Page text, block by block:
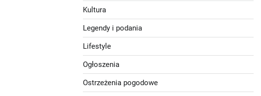
Kultura
Legendy i podania
Lifestyle
Ogłoszenia
Ostrzeżenia pogodowe